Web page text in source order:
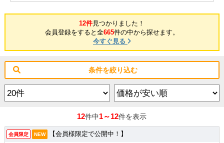
12件見つかりました！
会員登録をすると全665件の中から探せます。
今すぐ見る
条件を絞り込む
12件中1～12件を表示
会員限定 NEW 【会員様限定で公開中！】